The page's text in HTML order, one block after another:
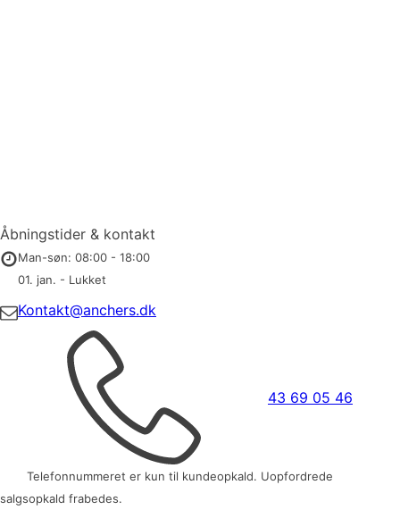
Åbningstider & kontakt
Man-søn: 08:00 - 18:00
01. jan. - Lukket
Kontakt@anchers.dk
43 69 05 46
Telefonnummeret er kun til kundeopkald. Uopfordrede
salgsopkald frabedes.